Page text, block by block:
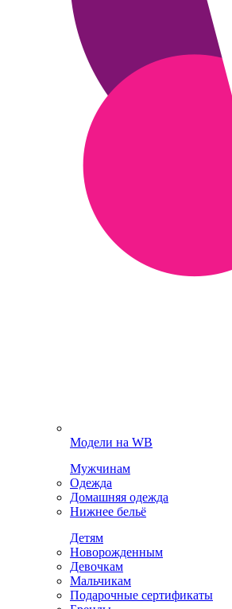
Модели на WB
Мужчинам
Одежда
Домашняя одежда
Нижнее бельё
Детям
Новорожденным
Девочкам
Мальчикам
Подарочные сертификаты